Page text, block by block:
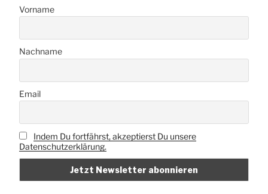
Vorname
Nachname
Email
Indem Du fortfährst, akzeptierst Du unsere
Datenschutzerklärung.